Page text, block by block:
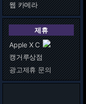
웹 카메라
제휴
Apple X C
캥거루상점
광고제휴 문의